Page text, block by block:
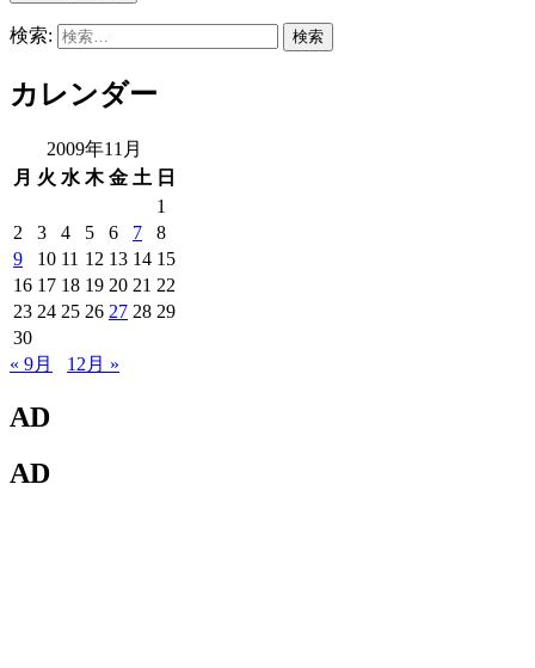
検索:
カレンダー
2009年11月
月 火 水 木 金 土 日
1
2
3 4 5 6 7
8
9
10 11 12 13 14 15
16 17 18 19 20 21 22
23 24 25 26 27 28 29
30
« 9月
12月 »
AD
AD